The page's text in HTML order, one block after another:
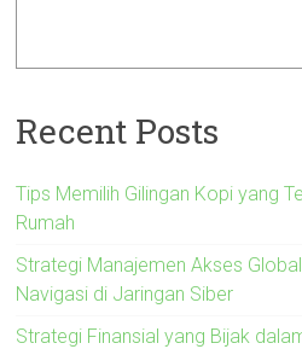
Recent Posts
Tips Memilih Gilingan Kopi yang
Rumah
Strategi Manajemen Akses
Navigasi di Jaringan Siber
Strategi Finansial yang Bijak